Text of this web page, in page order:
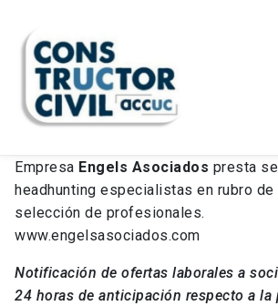
Empresa Engels Asociados presta
headhunting especialistas en rubro
selección de profesionales.
www.engelsasociados.com
Notificación de ofertas laborales a
24 horas de anticipación respecto a la